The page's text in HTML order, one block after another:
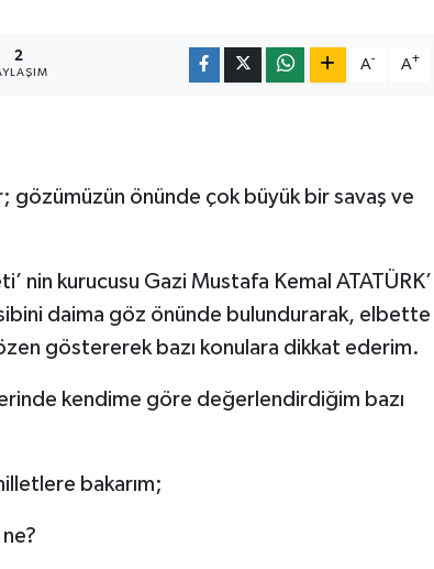
2 A- A+
önünde çok büyük bir savaş ve
nin kurucusu Gazi Mustafa Kemal ATATÜRK’
daima göz önünde bulundurarak, elbette
göstererek bazı konulara dikkat ederim.
kendime göre değerlendirdiğim bazı
bakarım;